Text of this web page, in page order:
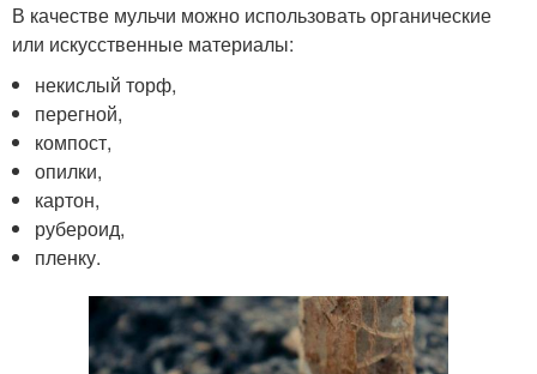
В качестве мульчи можно использовать органические
или искусственные материалы:
некислый торф,
перегной,
компост,
опилки,
картон,
рубероид,
пленку.